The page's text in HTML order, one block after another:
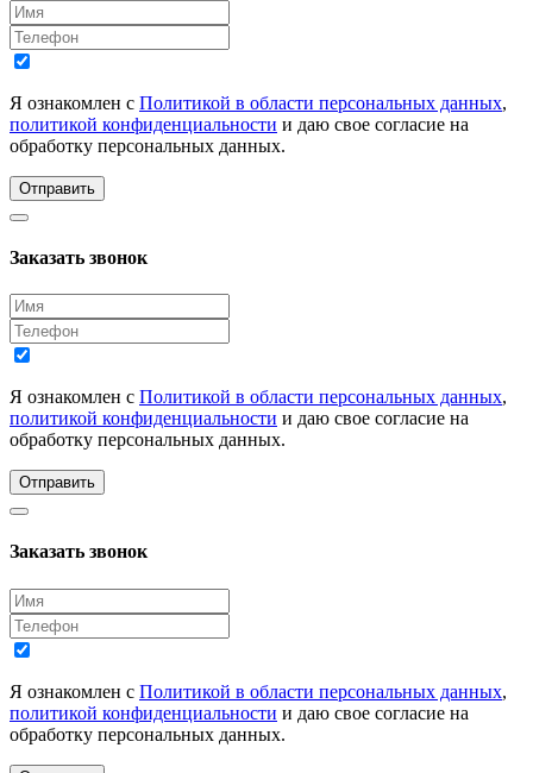
Я ознакомлен с Политикой в области персональных данных,
политикой конфиденциальности и даю свое согласие на
обработку персональных данных.
Отправить
Заказать звонок
Я ознакомлен с Политикой в области персональных данных,
политикой конфиденциальности и даю свое согласие на
обработку персональных данных.
Отправить
Заказать звонок
Я ознакомлен с Политикой в области персональных данных,
политикой конфиденциальности и даю свое согласие на
обработку персональных данных.